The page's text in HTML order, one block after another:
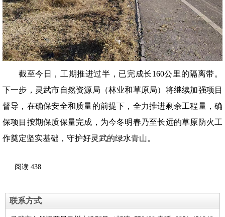
截至今日，工期推进过半，已完成长160公里的隔离带。
下一步，灵武市自然资源局（林业和草原局）将继续加强项目
督导，在确保安全和质量的前提下，全力推进剩余工程量，确
保项目按期保质保量完成，为今冬明春乃至长远的草原防火工
作奠定坚实基础，守护好灵武的绿水青山。
阅读 438
联系方式